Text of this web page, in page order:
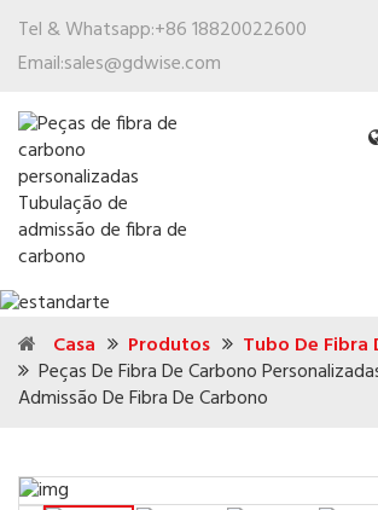
Tel & Whatsapp:+86 18820022600
Email:sales@gdwise.com
Casa Produtos
Tubo De Fibra
Peças De Fibra De Carbono
Admissão De Fibra De Carbono